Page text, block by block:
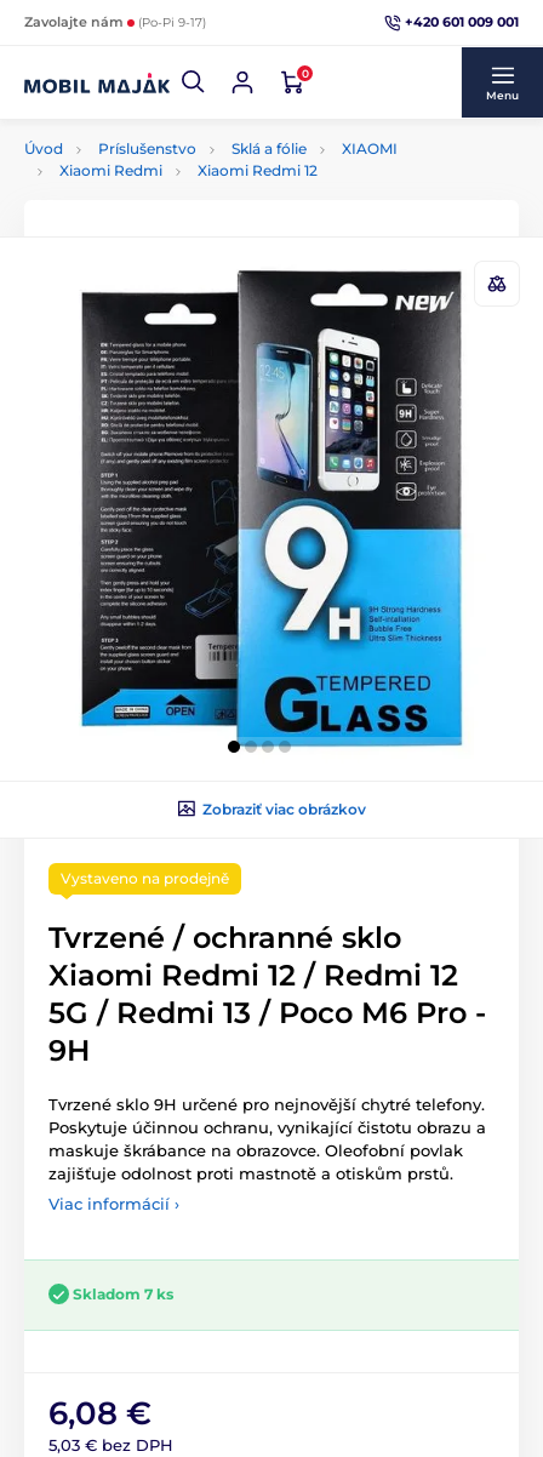
Zavolajte nám (Po-Pi 9-17) +420 601 009 001
0
Menu
Úvod Príslušenstvo Sklá a fólie
XIAOMI
Xiaomi Redmi
Xiaomi Redmi 12
Zobraziť viac obrázkov
Vystaveno na prodejně
Tvrzené / ochranné sklo
Xiaomi Redmi 12 / Redmi 12
5G / Redmi 13 / Poco M6 Pro -
9H
Tvrzené sklo 9H určené pro nejnovější chytré telefony.
Poskytuje účinnou ochranu, vynikající čistotu obrazu a
maskuje škrábance na obrazovce. Oleofobní povlak
zajišťuje odolnost proti mastnotě a otiskům prstů.
Viac informácií ›
Skladom 7 ks
6,08 €
5,03 € bez DPH